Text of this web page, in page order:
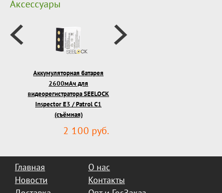
Аксессуары
Аккумуляторная батарея
2600мАч для
видеорегистратора SEELOCK
Inspector E3 / Patrol C1
(съёмная)
2 100 руб.
Главная
Новости
О нас
Контакты